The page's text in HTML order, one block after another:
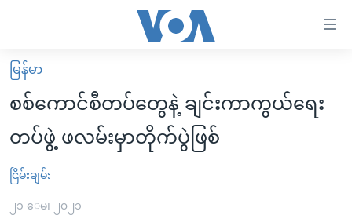
လွယ်ကူ
စေ
သည့်
များ
ပင်မ
မူလစာမျက်နှာ
မြန်မာ
ကမ္ဘာ့သတင်းများ
နိုင်ငံတကာ
ဗွီဒီယို
မြန်မာ
စစ်ကောင်စီတပ်တွေနဲ့ ချင်းကာကွယ်ရေး
တပ်ဖွဲ့ ဖလမ်းမှာတိုက်ပွဲဖြစ်
ငြိမ်းချမ်း
၂၁ ေမ၊ ၂၀၂၁